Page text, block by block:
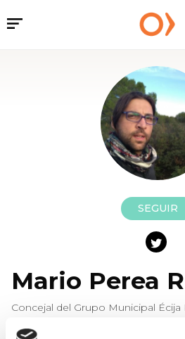
SEGUIR
Mario Perea
Concejal del Grupo Municipal